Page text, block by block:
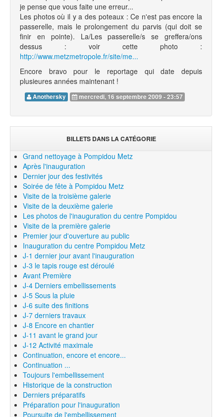
je pense que vous faite une erreur...
Les photos où il y a des poteaux : Ce n'est pas encore la
passerelle, mais le prolongement du parvis (qui doit se
finir en pointe). La/Les passerelle/s se greffera/ons
dessus : voir cette photo :
http://www.metzmetropole.fr/site/me...
Encore bravo pour le reportage qui date depuis
plusieures années maintenant !
Anothersky mercredi, 16 septembre 2009 - 23:57
BILLETS DANS LA CATÉGORIE
Grand nettoyage à Pompidou Metz
Après l'inauguration
Dernier jour des festivités
Soirée de fête à Pompidou Metz
Visite de la troisième galerie
Visite de la deuxième galerie
Les photos de l'inauguration du centre Pompidou
Visite de la première galerie
Premier jour d'ouverture au public
Inauguration du centre Pompidou Metz
J-1 dernier jour avant l'inauguration
J-3 le tapis rouge est déroulé
Avant Première
J-4 Derniers embellissements
J-5 Sous la pluie
J-6 suite des finitions
J-7 derniers travaux
J-8 Encore en chantier
J-11 avant le grand jour
J-12 Activité maximale
Continuation, encore et encore...
Continuation ...
Toujours l'embellissement
Historique de la construction
Derniers préparatifs
Préparation pour l'inauguration
Poursuite de l'embellissement